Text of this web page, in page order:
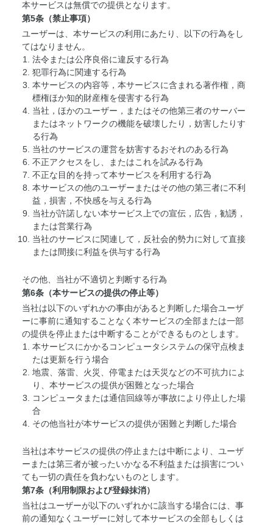
本サービスは無償での提供となります。
第5条（禁止事項）
ユーザーは、本サービスの利用にあたり、以下の行為をし
てはなりません。
法令または公序良俗に違反する行為
犯罪行為に関連する行為
本サービスの内容等，本サービスに含まれる著作権，商
標権ほか知的財産権を侵害する行為
当社，ほかのユーザー，またはその他第三者のサーバー
またはネットワークの機能を破壊したり，妨害したりす
る行為
当社のサービスの運営を妨害するおそれのある行為
不正アクセスをし、またはこれを試みる行為
不正な目的を持って本サービスを利用する行為
本サービスの他のユーザーまたはその他の第三者に不利
益，損害，不快感を与える行為
当社が許諾しない本サービス上での宣伝，広告，勧誘，
または営業行為
当社のサービスに関連して，反社会的勢力に対して直接
または間接に利益を供与する行為
その他、当社が不適切と判断する行為
第6条（本サービスの提供の停止等）
当社は以下のいずれかの事由があると判断した場合ユーザ
ーに事前に通知することなく本サービスの全部または一部
の提供を停止または中断することができるものとします。
本サービスにかかるコンピュータシステムの保守点検ま
たは更新を行う場合
地震、落雷、火災、停電または天災などの不可抗力によ
り、本サービスの提供が困難となった場合
コンピュータまたは通信回線等が事故により停止した場
合
その他当社が本サービスの提供が困難と判断した場合
当社は本サービスの提供の停止または中断により、ユーザ
ーまたは第三者が被ったいかなる不利益または損害につい
ても一切の責任を負わないものとします。
第7条（利用制限および登録抹消）
当社はユーザーが以下のいずれかに該当する場合には、事
前の通知なくユーザーに対して本サービスの全部もしくは